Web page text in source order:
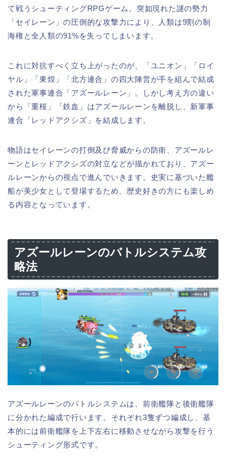
て戦うシューティングRPGゲーム。突如現れた謎の勢力
「セイレーン」の圧倒的な攻撃力により、人類は9割の制
海権と全人類の91%を失ってしまいます。
これに対抗すべく立ち上がったのが、「ユニオン」「ロイ
ヤル」「東煌」「北方連合」の四大陣営が手を組んで結成
された軍事連合「アズールレーン」。しかし考え方の違い
から「重桜」「鉄血」はアズールレーンを離脱し、新軍事
連合「レッドアクシズ」を結成します。
物語はセイレーンの打倒及び脅威からの防衛、アズールレ
ーンとレッドアクシズの対立などが描かれており、アズー
ルレーンからの視点で進んでいきます。史実に基づいた艦
船が美少女として登場するため、歴史好きの方にも楽しめ
る内容となっています。
アズールレーンのバトルシステム攻
略法
アズールレーンのバトルシステムは、前衛艦隊と後衛艦隊
に分かれた編成で行います。それぞれ3隻ずつ編成し、基
本的には前衛艦隊を上下左右に移動させながら攻撃を行う
シューティング形式です。